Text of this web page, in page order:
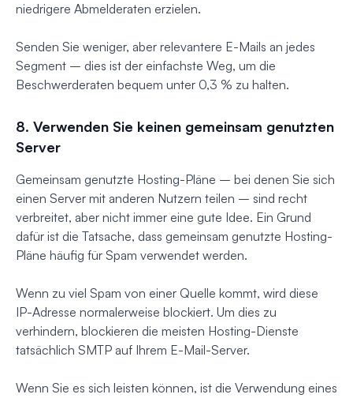
niedrigere Abmelderaten erzielen.
Senden Sie weniger, aber relevantere E-Mails an jedes
Segment – dies ist der einfachste Weg, um die
Beschwerderaten bequem unter 0,3 % zu halten.
8. Verwenden Sie keinen gemeinsam genutzten
Server
Gemeinsam genutzte Hosting-Pläne – bei denen Sie sich
einen Server mit anderen Nutzern teilen – sind recht
verbreitet, aber nicht immer eine gute Idee. Ein Grund
dafür ist die Tatsache, dass gemeinsam genutzte Hosting-
Pläne häufig für Spam verwendet werden.
Wenn zu viel Spam von einer Quelle kommt, wird diese
IP-Adresse normalerweise blockiert. Um dies zu
verhindern, blockieren die meisten Hosting-Dienste
tatsächlich SMTP auf Ihrem E-Mail-Server.
Wenn Sie es sich leisten können, ist die Verwendung eines